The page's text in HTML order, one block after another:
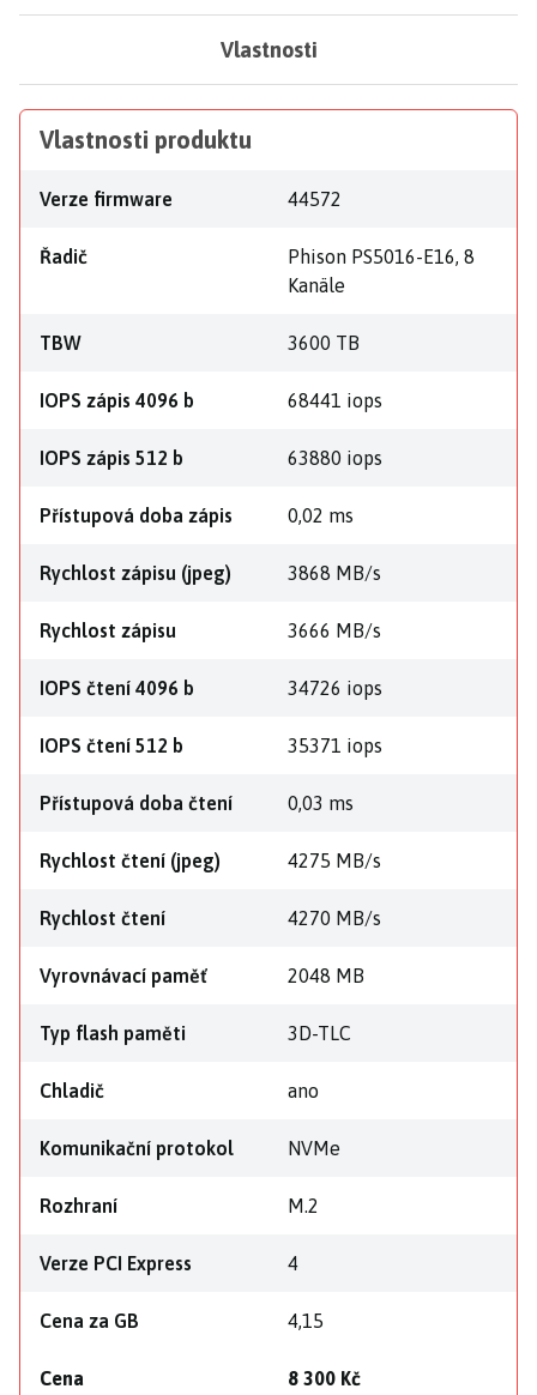
Vlastnosti
Vlastnosti produktu
Verze firmware 44572
Řadič
Phison PS5016-E16, 8
Kanäle
TBW 3600 TB
IOPS zápis 4096 b 68441 iops
IOPS zápis 512 b 63880 iops
Přístupová doba zápis 0,02 ms
Rychlost zápisu (jpeg) 3868 MB/s
Rychlost zápisu 3666 MB/s
IOPS čtení 4096 b 34726 iops
IOPS čtení 512 b 35371 iops
Přístupová doba čtení 0,03 ms
Rychlost čtení (jpeg) 4275 MB/s
Rychlost čtení 4270 MB/s
Vyrovnávací paměť 2048 MB
Typ flash paměti 3D-TLC
Chladič ano
Komunikační protokol NVMe
Rozhraní M.2
Verze PCI Express 4
Cena za GB 4,15
Cena 8 300 Kč